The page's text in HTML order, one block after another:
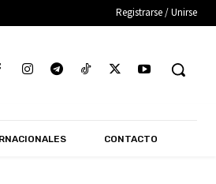
Registrarse / Unirse
CONTACTO